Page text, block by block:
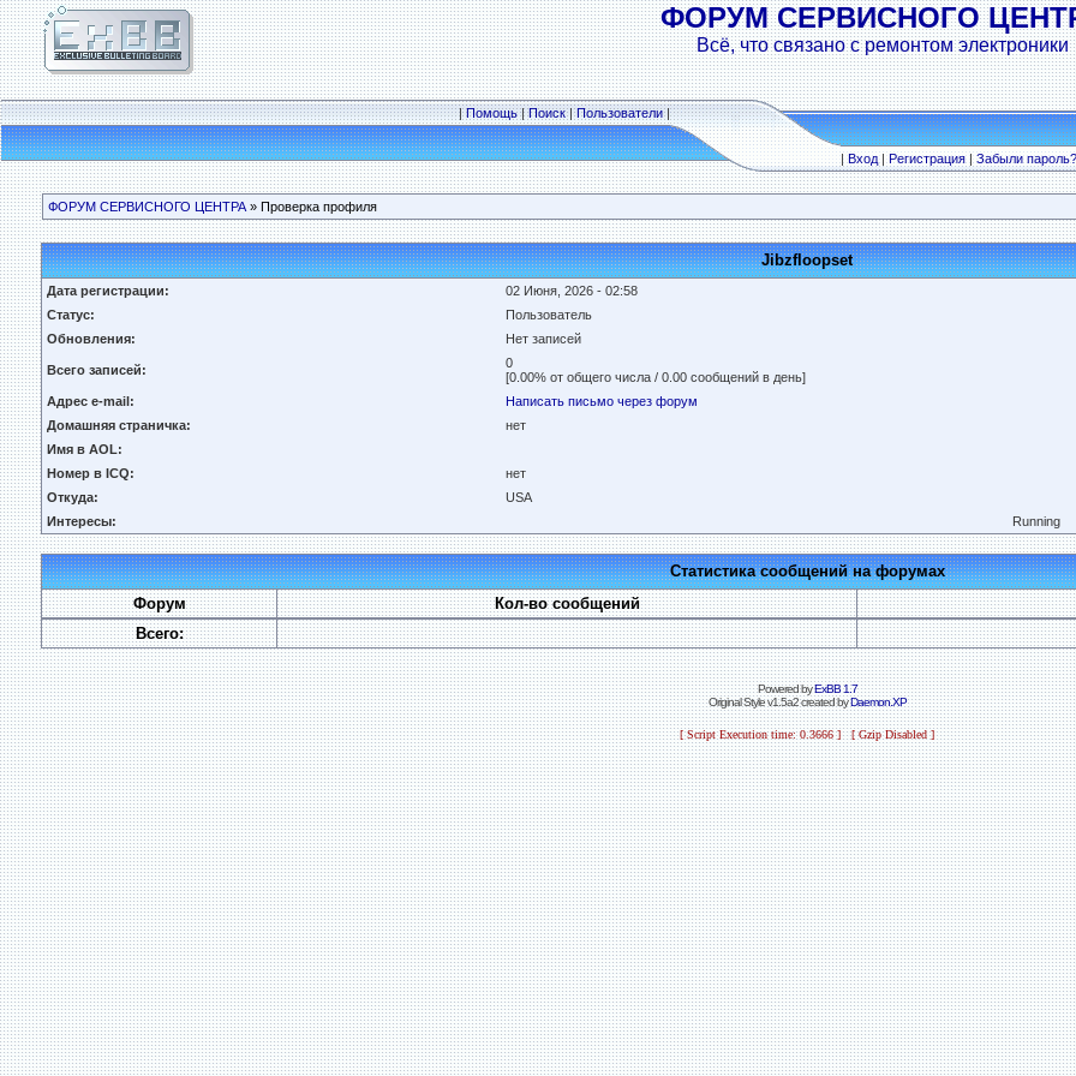
ФОРУМ СЕРВИСНОГО
Всё, что связано с ремонтом электроники
|Помощь|Поиск|Пользователи|
|Вход|Регистрация|Забыли пароль?
ФОРУМ СЕРВИСНОГО ЦЕНТРА » Проверка профиля
Jibzfloopset
Дата регистрации:
02 Июня, 2026 - 02:58
Статус:
Пользователь
Обновления:
Нет записей
Всего записей:
0
[0.00% от общего числа / 0.00 сообщений в день]
Адрес e-mail:
Написать письмо через форум
Домашняя страничка:
нет
Имя в AOL:
Номер в ICQ:
нет
Откуда:
USA
Интересы:
Running
Статистика сообщений на форумах
Форум
Кол-во сообщений
Всего:
Powered byExBB 1.7
Original Style v1.5a2 created byDaemon.XP
[ Script Execution time: 0.3666 ] [ Gzip Disabled ]